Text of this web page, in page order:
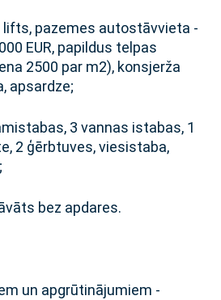
lifts, pazemes autostāvvieta -
EUR, papildus telpas
2500 par m2), konsjerža
apsardze;
3 vannas istabas, 1
2 ģērbtuves, viesistaba,
bez apdares.
un apgrūtinājumiem -